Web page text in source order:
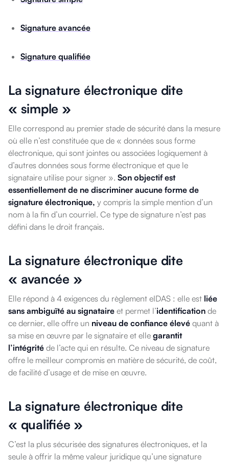
Signature avancée
Signature qualifiée
La signature électronique dite
« simple »
Elle correspond au premier stade de sécurité dans la mesure
où elle n’est constituée que de « données sous forme
électronique, qui sont jointes ou associées logiquement à
d’autres données sous forme électronique et que le
signataire utilise pour signer ». Son objectif est
essentiellement de ne discriminer aucune forme de
signature électronique, y compris la simple mention d’un
nom à la fin d’un courriel. Ce type de signature n’est pas
défini dans le droit français.
La signature électronique dite
« avancée »
Elle répond à 4 exigences du règlement eIDAS : elle est liée
sans ambiguïté au signataire et permet l’identification de
ce dernier, elle offre un niveau de confiance élevé quant à
sa mise en œuvre par le signataire et elle garantit
l’intégrité de l’acte qui en résulte. Ce niveau de signature
offre le meilleur compromis en matière de sécurité, de coût,
de facilité d’usage et de mise en œuvre.
La signature électronique dite
« qualifiée »
C’est la plus sécurisée des signatures électroniques, et la
seule à offrir la même valeur juridique qu’une signature